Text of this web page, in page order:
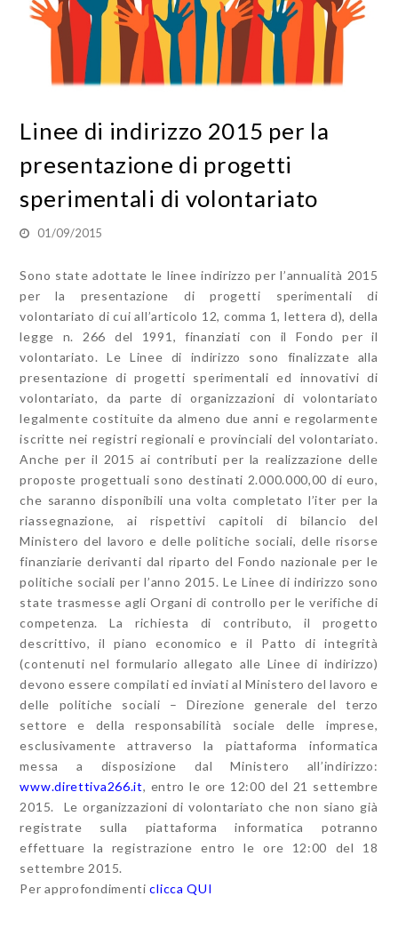
​Linee di indirizzo 2015 per la
presentazione di progetti
sperimentali di volontariato
01/09/2015
Sono state adottate le linee indirizzo per l’annualità 2015
per la presentazione di progetti sperimentali di
volontariato di cui all’articolo 12, comma 1, lettera d), della
legge n. 266 del 1991, finanziati con il Fondo per il
volontariato. Le Linee di indirizzo sono finalizzate alla
presentazione di progetti sperimentali ed innovativi di
volontariato, da parte di organizzazioni di volontariato
legalmente costituite da almeno due anni e regolarmente
iscritte nei registri regionali e provinciali del volontariato.
Anche per il 2015 ai contributi per la realizzazione delle
proposte progettuali sono destinati 2.000.000,00 di euro,
che saranno disponibili una volta completato l’iter per la
riassegnazione, ai rispettivi capitoli di bilancio del
Ministero del lavoro e delle politiche sociali, delle risorse
finanziarie derivanti dal riparto del Fondo nazionale per le
politiche sociali per l’anno 2015. Le Linee di indirizzo sono
state trasmesse agli Organi di controllo per le verifiche di
competenza. La richiesta di contributo, il progetto
descrittivo, il piano economico e il Patto di integrità
(contenuti nel formulario allegato alle Linee di indirizzo)
devono essere compilati ed inviati al Ministero del lavoro e
delle politiche sociali – Direzione generale del terzo
settore e della responsabilità sociale delle imprese,
esclusivamente attraverso la piattaforma informatica
messa a disposizione dal Ministero all’indirizzo:
www.direttiva266.it, entro le ore 12:00 del 21 settembre
2015. Le organizzazioni di volontariato che non siano già
registrate sulla piattaforma informatica potranno
effettuare la registrazione entro le ore 12:00 del 18
settembre 2015.
Per approfondimenticlicca QUI